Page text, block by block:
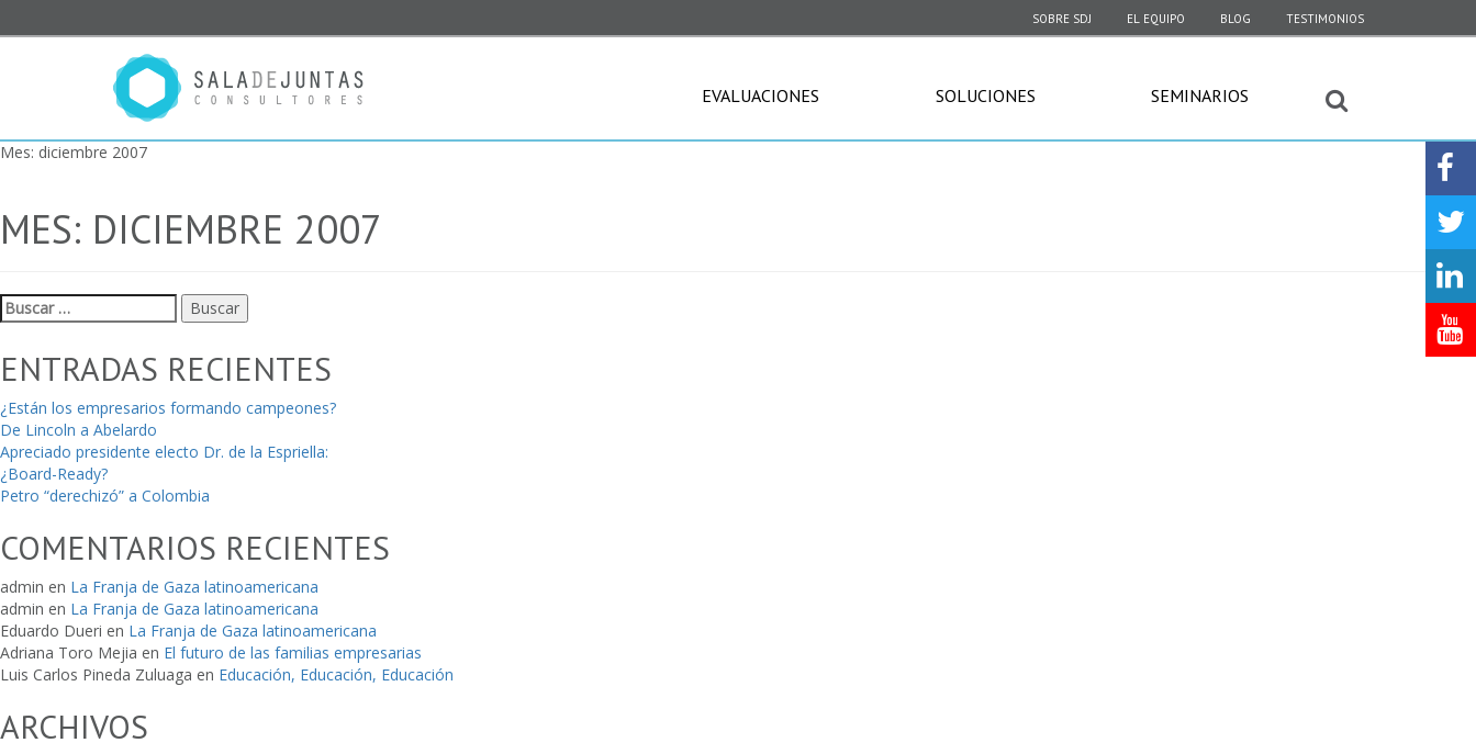
SOBRE SDJ EL EQUIPO BLOG TESTIMONIOS
EVALUACIONES SOLUCIONES SEMINARIOS
Mes: diciembre 2007
MES: DICIEMBRE 2007
Buscar:
ENTRADAS RECIENTES
¿Están los empresarios formando campeones?
De Lincoln a Abelardo
Apreciado presidente electo Dr. de la Espriella:
¿Board-Ready?
Petro “derechizó” a Colombia
COMENTARIOS RECIENTES
admin en La Franja de Gaza latinoamericana
admin en La Franja de Gaza latinoamericana
Eduardo Dueri en La Franja de Gaza latinoamericana
Adriana Toro Mejia en El futuro de las familias empresarias
Luis Carlos Pineda Zuluaga en Educación, Educación, Educación
ARCHIVOS